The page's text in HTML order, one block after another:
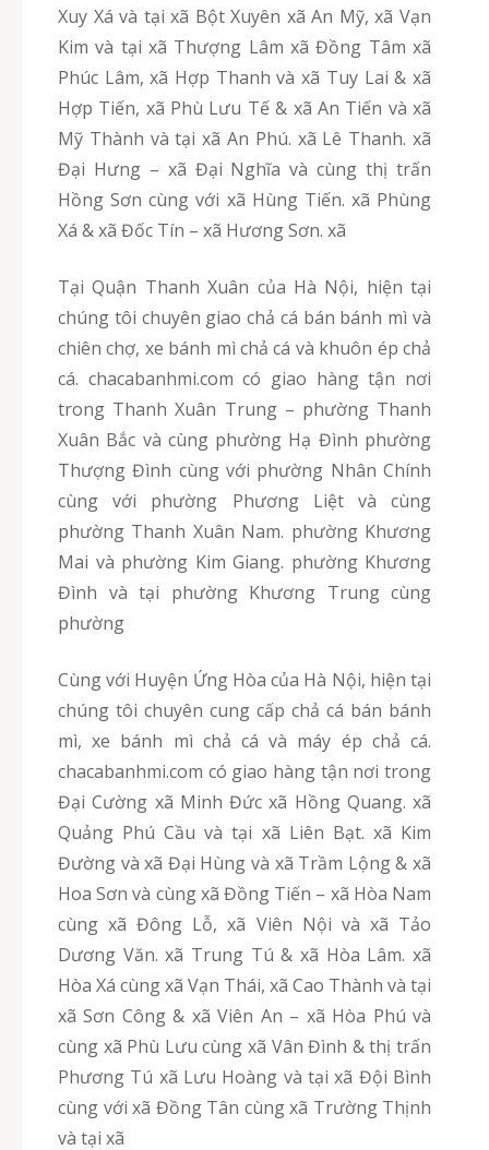
Xuy Xá và tại xã Bột Xuyên xã An Mỹ, xã Vạn
Kim và tại xã Thượng Lâm xã Đồng Tâm xã
Phúc Lâm, xã Hợp Thanh và xã Tuy Lai & xã
Hợp Tiến, xã Phù Lưu Tế & xã An Tiến và xã
Mỹ Thành và tại xã An Phú. xã Lê Thanh. xã
Đại Hưng – xã Đại Nghĩa và cùng thị trấn
Hồng Sơn cùng với xã Hùng Tiến. xã Phùng
Xá & xã Đốc Tín – xã Hương Sơn. xã
Tại Quận Thanh Xuân của Hà Nội, hiện tại
chúng tôi chuyên giao chả cá bán bánh mì và
chiên chợ, xe bánh mì chả cá và khuôn ép chả
cá. chacabanhmi.com có giao hàng tận nơi
trong Thanh Xuân Trung – phường Thanh
Xuân Bắc và cùng phường Hạ Đình phường
Thượng Đình cùng với phường Nhân Chính
cùng với phường Phương Liệt và cùng
phường Thanh Xuân Nam. phường Khương
Mai và phường Kim Giang. phường Khương
Đình và tại phường Khương Trung cùng
phường
Cùng với Huyện Ứng Hòa của Hà Nội, hiện tại
chúng tôi chuyên cung cấp chả cá bán bánh
mì, xe bánh mì chả cá và máy ép chả cá.
chacabanhmi.com có giao hàng tận nơi trong
Đại Cường xã Minh Đức xã Hồng Quang. xã
Quảng Phú Cầu và tại xã Liên Bạt. xã Kim
Đường và xã Đại Hùng và xã Trầm Lộng & xã
Hoa Sơn và cùng xã Đồng Tiến – xã Hòa Nam
cùng xã Đông Lỗ, xã Viên Nội và xã Tảo
Dương Văn. xã Trung Tú & xã Hòa Lâm. xã
Hòa Xá cùng xã Vạn Thái, xã Cao Thành và tại
xã Sơn Công & xã Viên An – xã Hòa Phú và
cùng xã Phù Lưu cùng xã Vân Đình & thị trấn
Phương Tú xã Lưu Hoàng và tại xã Đội Bình
cùng với xã Đồng Tân cùng xã Trường Thịnh
và tại xã